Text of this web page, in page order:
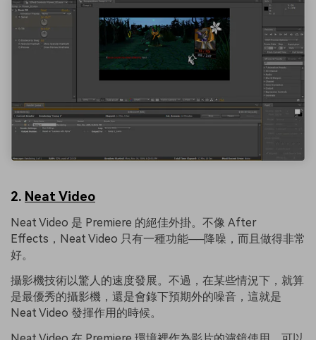
2. Neat Video
Neat Video 是 Premiere 的絕佳外掛。不像 After
Effects，Neat Video 只有一種功能──降噪，而且做得非常
好。
攝影機技術以驚人的速度發展。不過，在某些情況下，就算
是最優秀的攝影機，還是會錄下預期外的噪音，這就是
Neat Video 發揮作用的時候。